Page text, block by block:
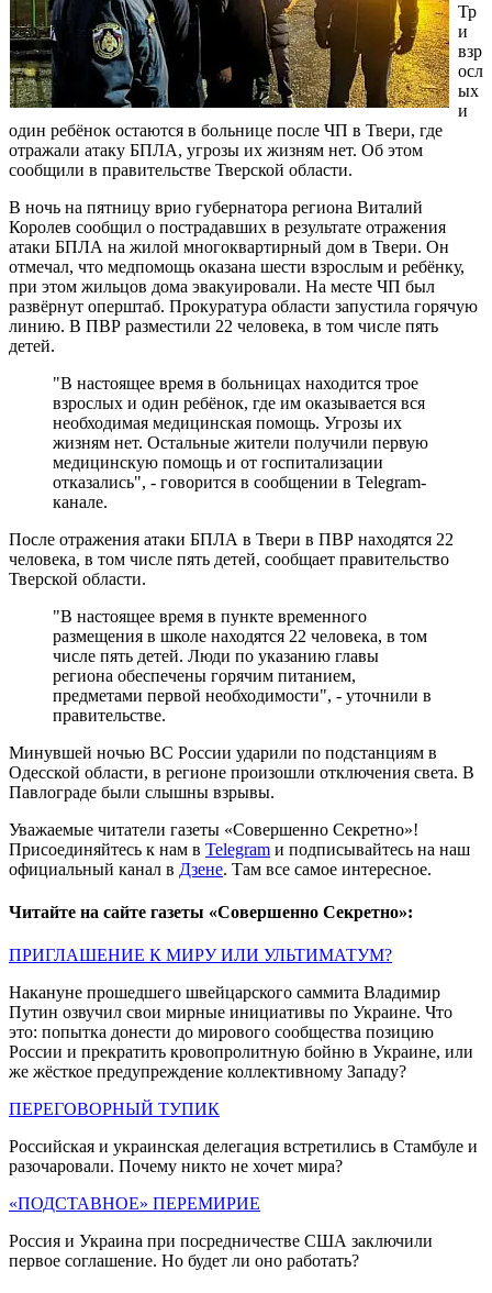
Тр
и
взр
осл
ых
и
один ребёнок остаются в больнице после ЧП в Твери, где
отражали атаку БПЛА, угрозы их жизням нет. Об этом
сообщили в правительстве Тверской области.
В ночь на пятницу врио губернатора региона Виталий
Королев сообщил о пострадавших в результате отражения
атаки БПЛА на жилой многоквартирный дом в Твери. Он
отмечал, что медпомощь оказана шести взрослым и ребёнку,
при этом жильцов дома эвакуировали. На месте ЧП был
развёрнут оперштаб. Прокуратура области запустила горячую
линию. В ПВР разместили 22 человека, в том числе пять
детей.
"В настоящее время в больницах находится трое
взрослых и один ребёнок, где им оказывается вся
необходимая медицинская помощь. Угрозы их
жизням нет. Остальные жители получили первую
медицинскую помощь и от госпитализации
отказались", - говорится в сообщении в Telegram-
канале.
После отражения атаки БПЛА в Твери в ПВР находятся 22
человека, в том числе пять детей, сообщает правительство
Тверской области.
"В настоящее время в пункте временного
размещения в школе находятся 22 человека, в том
числе пять детей. Люди по указанию главы
региона обеспечены горячим питанием,
предметами первой необходимости", - уточнили в
правительстве.
Минувшей ночью ВС России ударили по подстанциям в
Одесской области, в регионе произошли отключения света. В
Павлограде были слышны взрывы.
Уважаемые читатели газеты «Совершенно Секретно»!
Присоединяйтесь к нам в Telegram и подписывайтесь на наш
официальный канал в Дзене. Там все самое интересное.
Читайте на сайте газеты «Совершенно Секретно»:
ПРИГЛАШЕНИЕ К МИРУ ИЛИ УЛЬТИМАТУМ?
Накануне прошедшего швейцарского саммита Владимир
Путин озвучил свои мирные инициативы по Украине. Что
это: попытка донести до мирового сообщества позицию
России и прекратить кровопролитную бойню в Украине, или
же жёсткое предупреждение коллективному Западу?
ПЕРЕГОВОРНЫЙ ТУПИК
Российская и украинская делегация встретились в Стамбуле и
разочаровали. Почему никто не хочет мира?
«ПОДСТАВНОЕ» ПЕРЕМИРИЕ
Россия и Украина при посредничестве США заключили
первое соглашение. Но будет ли оно работать?